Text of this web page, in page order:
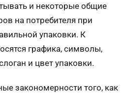
и некоторые общие
на потребителя при
упаковки. К
графика, символы,
и цвет упаковки.
закономерности того, как